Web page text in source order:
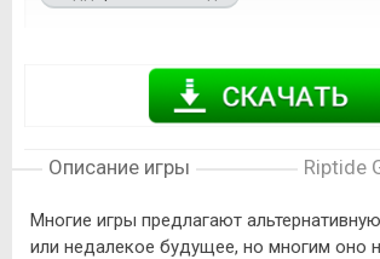
Описание игры Riptide
Многие игры предлагают
или недалекое будущее, но многим оно